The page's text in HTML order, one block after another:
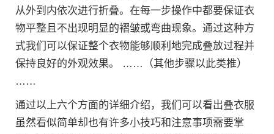
从外到内依次进行折叠。在每一步操作中都要保证衣
物平整且不出现明显的褶皱或弯曲现象。通过这种方
式我们可以保证整个衣物能够顺利地完成叠放过程并
保持良好的外观效果。 ……（其他步骤以此类推）
……
通过以上六个方面的详细介绍，我们可以看出叠衣服
虽然看似简单却也有许多小技巧和注意事项需要掌